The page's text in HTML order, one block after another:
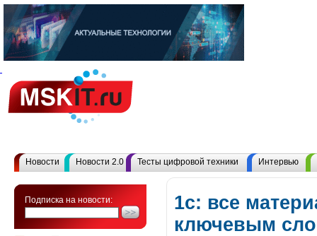
Новости Новости 2.0 Тесты цифровой техники Интервью
Подписка на новости:
1с: все
ключевым